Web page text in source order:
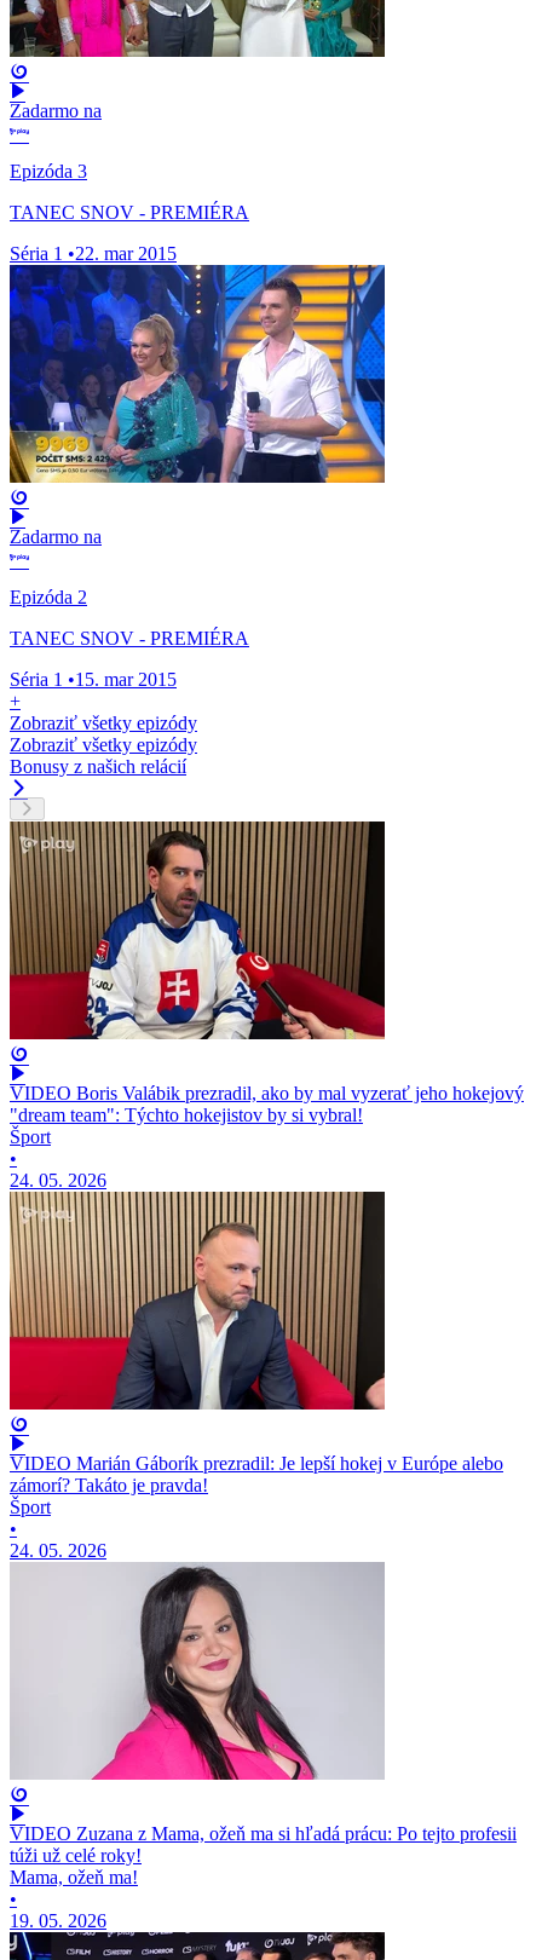
Zadarmo na
Epizóda 3
TANEC SNOV - PREMIÉRA
Séria 1 •22. mar 2015
Zadarmo na
Epizóda 2
TANEC SNOV - PREMIÉRA
Séria 1 •15. mar 2015
+
Zobraziť všetky epizódy
Zobraziť všetky epizódy
Bonusy z našich relácií
VIDEO Boris Valábik prezradil, ako by mal vyzerať jeho hokejový
"dream team": Týchto hokejistov by si vybral!
Šport
•
24. 05. 2026
VIDEO Marián Gáborík prezradil: Je lepší hokej v Európe alebo
zámorí? Takáto je pravda!
Šport
•
24. 05. 2026
VIDEO Zuzana z Mama, ožeň ma si hľadá prácu: Po tejto profesii
túži už celé roky!
Mama, ožeň ma!
•
19. 05. 2026